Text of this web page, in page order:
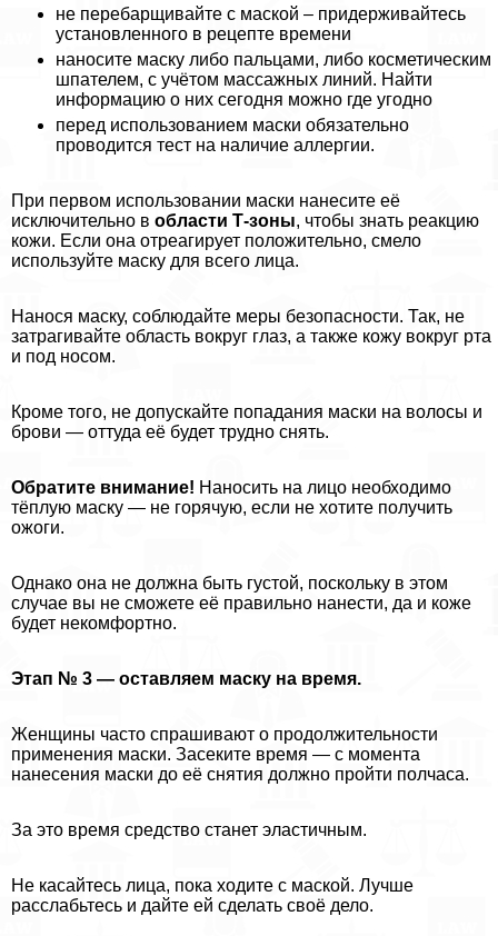
не перебарщивайте с маской – придерживайтесь
установленного в рецепте времени
наносите маску либо пальцами, либо косметическим
шпателем, с учётом массажных линий. Найти
информацию о них сегодня можно где угодно
перед использованием маски обязательно
проводится тест на наличие аллергии.
При первом использовании маски нанесите её
исключительно в области Т-зоны, чтобы знать реакцию
кожи. Если она отреагирует положительно, смело
используйте маску для всего лица.
Нанося маску, соблюдайте меры безопасности. Так, не
затрагивайте область вокруг глаз, а также кожу вокруг рта
и под носом.
Кроме того, не допускайте попадания маски на волосы и
брови — оттуда её будет трудно снять.
Обратите внимание! Наносить на лицо необходимо
тёплую маску — не горячую, если не хотите получить
ожоги.
Однако она не должна быть густой, поскольку в этом
случае вы не сможете её правильно нанести, да и коже
будет некомфортно.
Этап № 3 — оставляем маску на время.
Женщины часто спрашивают о продолжительности
применения маски. Засеките время — с момента
нанесения маски до её снятия должно пройти полчаса.
За это время средство станет эластичным.
Не касайтесь лица, пока ходите с маской. Лучше
расслабьтесь и дайте ей сделать своё дело.